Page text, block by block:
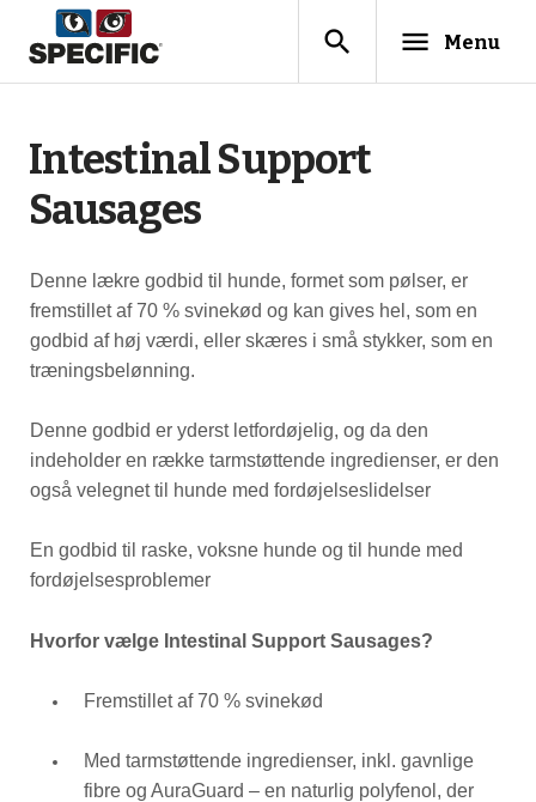
search menu Menu
Intestinal Support
Sausages
Denne lækre godbid til hunde, formet som pølser, er
fremstillet af 70 % svinekød og kan gives hel, som en
godbid af høj værdi, eller skæres i små stykker, som en
træningsbelønning.
Denne godbid er yderst letfordøjelig, og da den
indeholder en række tarmstøttende ingredienser, er den
også velegnet til hunde med fordøjelseslidelser
En godbid til raske, voksne hunde og til hunde med
fordøjelsesproblemer
Hvorfor vælge Intestinal Support Sausages?
Fremstillet af 70 % svinekød
Med tarmstøttende ingredienser, inkl. gavnlige
fibre og AuraGuard – en naturlig polyfenol, der